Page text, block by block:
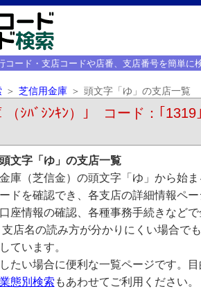
コード・支店コードや店番、支店番号を簡単に検
芝信用金庫 頭文字「ゆ」の支店一覧
（ｼﾊﾞｼﾝｷﾝ）｣ コード：｢1319｣
文字「ゆ」の支店一覧
庫（芝信金）の頭文字「ゆ」から始
ドを確認でき、各支店の詳細情報ペー
座情報の確認、各種事務手続きなど
店名の読み方が分かりにくい場合で
ています。
たい場合に便利な一覧ページです。
態別検索 もあわせてご利用ください。